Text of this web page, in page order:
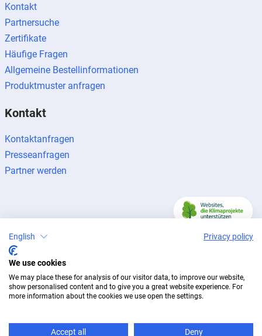
Kontakt
Partnersuche
Zertifikate
Häufige Fragen
Allgemeine Bestellinformationen
Produktmuster anfragen
Kontakt
Kontaktanfragen
Presseanfragen
Partner werden
Impressum
© 2026 BUG Aluminium-Systeme
English Privacy policy
We use cookies
We may place these for analysis of our visitor data, to improve our website,
show personalised content and to give you a great website experience. For
more information about the cookies we use open the settings.
Accept all Deny